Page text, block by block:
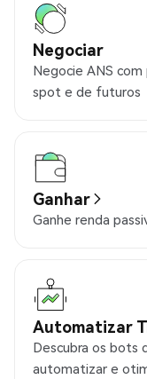
Negociar
Negocie ANS
spot e de futuros
Ganhar
Ganhe renda
Automatizar
Descubra os bots
automatizar e